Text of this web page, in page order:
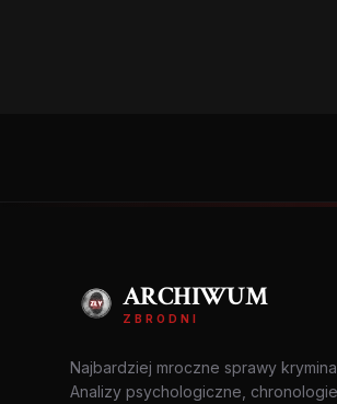
ARCHIWUM
ZBRODNI
Najbardziej mroczne sprawy
Analizy psychologiczne,